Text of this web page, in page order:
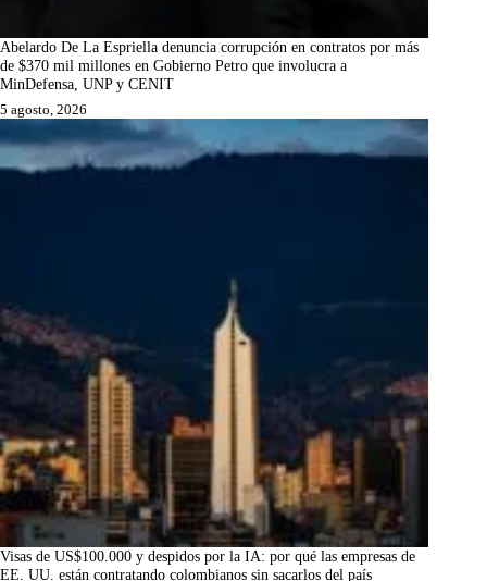
Abelardo De La Espriella denuncia corrupción en contratos por más
de $370 mil millones en Gobierno Petro que involucra a
MinDefensa, UNP y CENIT
5 agosto, 2026
Visas de US$100.000 y despidos por la IA: por qué las empresas de
EE. UU. están contratando colombianos sin sacarlos del país